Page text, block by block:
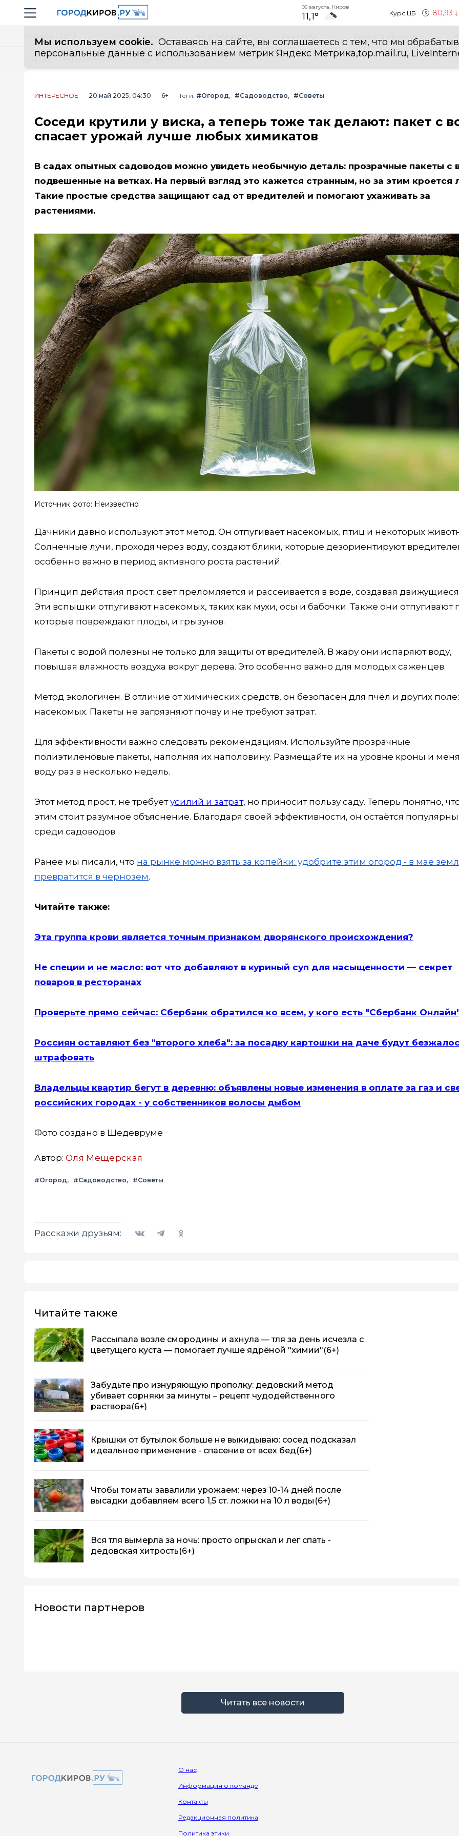
Навигация сайта
06 августа, Киров
11,1° Курс ЦБ 80,93
Мы используем cookie. Оставаясь на сайте, вы соглашаетесь с тем, что мы
персональные данные с использованием метрик Яндекс Метрика,top.mail.ru,
Все новости
Главная Лента новостей
ИНТЕРЕСНОЕ 20 май 2025, 04:30 6+ Теги: #Огород #Садоводство #Советы
Соседи крутили у виска, а теперь тоже так делают: пакет с
спасает урожай лучше любых химикатов
В садах опытных садоводов можно увидеть необычную деталь: прозрачные пакеты с
подвешенные на ветках. На первый взгляд это кажется странным, но за этим кроется
Такие простые средства защищают сад от вредителей и помогают ухаживать за
растениями.
Источник фото: Неизвестно
Дачники давно используют этот метод. Он отпугивает насекомых, птиц и некоторых
Солнечные лучи, проходя через воду, создают блики, которые дезориентируют
особенно важно в период активного роста растений.
Принцип действия прост: свет преломляется и рассеивается в воде, создавая
Эти вспышки отпугивают насекомых, таких как мухи, осы и бабочки. Также они отпугивают
которые повреждают плоды, и грызунов.
Пакеты с водой полезны не только для защиты от вредителей. В жару они испаряют воду,
повышая влажность воздуха вокруг дерева. Это особенно важно для молодых саженцев.
Метод экологичен. В отличие от химических средств, он безопасен для пчёл и других
насекомых. Пакеты не загрязняют почву и не требуют затрат.
Для эффективности важно следовать рекомендациям. Используйте прозрачные
полиэтиленовые пакеты, наполняя их наполовину. Размещайте их на уровне кроны и
воду раз в несколько недель.
Этот метод прост, не требуетусилий и затрат, но приносит пользу саду. Теперь понятно,
этим стоит разумное объяснение. Благодаря своей эффективности, он остаётся
среди садоводов.
Ранее мы писали, что на рынке можно взять за копейки: удобрите этим огород - в мае
превратится в чернозем.
Читайте также:
Эта группа крови является точным признаком дворянского происхождения?
Не специи и не масло: вот что добавляют в куриный суп для насыщенности — секрет
поваров в ресторанах
Проверьте прямо сейчас: Сбербанк обратился ко всем, у кого есть "Сбербанк
Россиян оставляют без "второго хлеба": за посадку картошки на даче будут
штрафовать
Владельцы квартир бегут в деревню: объявлены новые изменения в оплате за газ и
российских городах - у собственников волосы дыбом
Фото создано в Шедевруме
Автор: Оля Мещерская
#Огород #Садоводство #Советы
Расскажи друзьям:
Читайте также
Рассыпала возле смородины и ахнула — тля за день исчезла с
цветущего куста — помогает лучше ядрёной "химии"(6+)
Забудьте про изнуряющую прополку: дедовский метод
убивает сорняки за минуты – рецепт чудодейственного
раствора(6+)
Крышки от бутылок больше не выкидываю: сосед подсказал
идеальное применение - спасение от всех бед(6+)
Чтобы томаты завалили урожаем: через 10-14 дней после
высадки добавляем всего 1,5 ст. ложки на 10 л воды (6+)
Вся тля вымерла за ночь: просто опрыскал и лег спать -
дедовская хитрость(6+)
Новости партнеров
Читать все новости
О нас
Информация о команде
Контакты
Редакционная политика
Политика этики